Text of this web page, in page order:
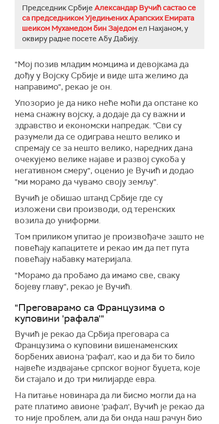
Председник Србије Александар Вучић састао се
са председником Уједињених Арапских Емирата
шеиком Мухамедом бин Заједомел Нахјаном, у
оквиру радне посете Абу Дабију.
"Мој позив младим момцима и девојкама да
дођу у Војску Србије и виде шта желимо да
направимо", рекао је он.
Упозорио је да нико неће моћи да опстане ко
нема снажну војску, а додаје да су важни и
здравство и економски напредак. "Сви су
разумели да се одиграва нешто велико и
спремају се за нешто велико, наредних дана
очекујемо велике најаве и развој сукоба у
негативном смеру", оценио је Вучић и додао
"ми морамо да чувамо своју земљу".
Вучић је обишао штанд Србије где су
изложени сви производи, од теренских
возила до униформи.
Том приликом упитао је произвођаче зашто не
повећају капацитете и рекао им да пет пута
повећају набавку материјала.
"Морамо да пробамо да имамо све, сваку
бојеву главу", рекао је Вучић.
"Преговарамо са Французима о
куповини 'рафала'"
Вучић је рекао да Србија преговара са
Французима о куповини вишенаменских
борбених авиона 'рафал', као и да би то било
највеће издвајање српског војног буџета, које
би стајало и до три милијарде евра.
На питање новинара да ли бисмо могли да на
рате платимо авионе 'рафал', Вучић је рекао да
то није проблем, али да би онда наш рачун био